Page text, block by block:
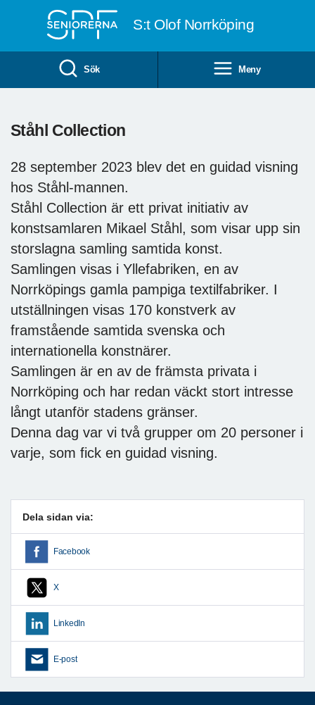
S:t Olof Norrköping
Sök Meny
Ståhl Collection
28 september 2023 blev det en guidad visning
hos Ståhl-mannen.
Ståhl Collection är ett privat initiativ av
konstsamlaren Mikael Ståhl, som visar upp sin
storslagna samling samtida konst.
Samlingen visas i Yllefabriken, en av
Norrköpings gamla pampiga textilfabriker. I
utställningen visas 170 konstverk av
framstående samtida svenska och
internationella konstnärer.
Samlingen är en av de främsta privata i
Norrköping och har redan väckt stort intresse
långt utanför stadens gränser.
Denna dag var vi två grupper om 20 personer i
varje, som fick en guidad visning.
Dela sidan via:
Facebook
X
LinkedIn
E-post